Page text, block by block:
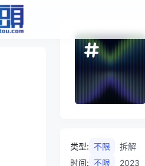
类型: 不限 拆解
时间: 不限 2023